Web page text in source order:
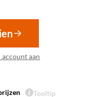
account aan
Tooltip